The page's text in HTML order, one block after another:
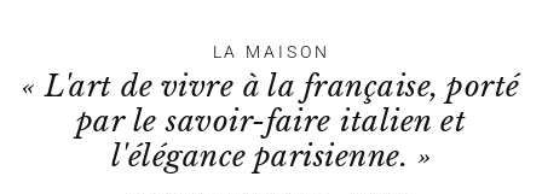
LA MAISON
« L'art de vivre à la française, porté
par le savoir-faire italien et
l'élégance parisienne. »